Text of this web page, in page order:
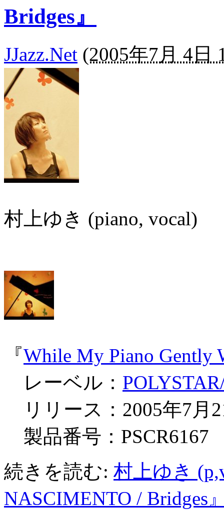
Bridges』
JJazz.Net (2005年7月 4日
村上ゆき (piano, vocal)
『While My Piano Gently
レーベル：
リリース：2005年7月
製品番号：PSCR6167
続きを読む: 村上ゆき
NASCIMENTO / Bridges